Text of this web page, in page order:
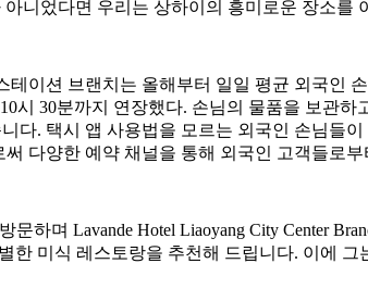
니었다면 우리는 상하이의 흥미로운 장소를
이션 브랜치는 올해부터 일일 평균 외국인
30분까지 연장했다. 손님의 물품을 보관
다. 택시 앱 사용법을 모르는 외국인 손님들
다양한 예약 채널을 통해 외국인 고객들로
하며 Lavande Hotel Liaoyang City Center
미식 레스토랑을 추천해 드립니다. 이에